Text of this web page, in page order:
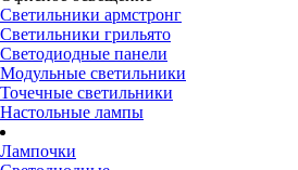
Светильники армстронг
Светильники грильято
Светодиодные панели
Модульные светильники
Точечные светильники
Настольные лампы
Лампочки